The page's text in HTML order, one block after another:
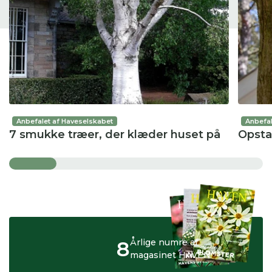
Anbefalet af Haveselskabet
7 smukke træer, der klæder huset på
Årlige numre af
magasinet HAVEN
8